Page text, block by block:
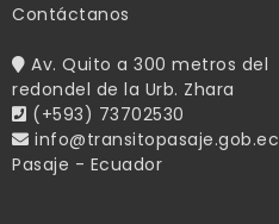
Contáctanos
Av. Quito a 300 metros del
redondel de la Urb. Zhara
(+593) 73702530
info@transitopasaje.gob.ec
Pasaje - Ecuador